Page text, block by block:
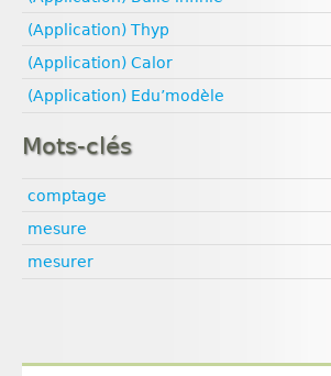
Ressources naturelles et pollution
Reproduction animale
Ressources naturelles et pollution
Pédagogie
Santé
Vulgarisation scientifique
(Application) Thyp
(Application) Calor
(Application) Edu’modèle
Mots-clés
comptage
mesure
mesurer